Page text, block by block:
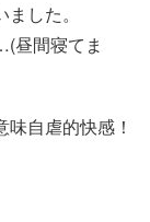
した。
昼間寝てま
自虐的快感！